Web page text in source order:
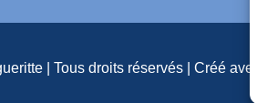
| Tous droits réservés | Créé avec